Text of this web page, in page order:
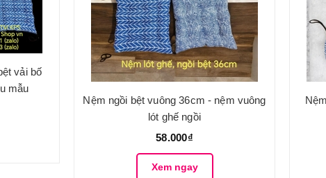
vải bố
mẫu
Nệm ngồi bệt vuông 36cm - nệm vuông
lót ghế ngồi
58.000₫
Xem ngay